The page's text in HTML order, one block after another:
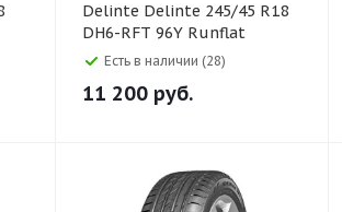
Delinte Delinte 245/45 R18
DH6-RFT 96Y Runflat
Есть в наличии (28)
11 200 руб.